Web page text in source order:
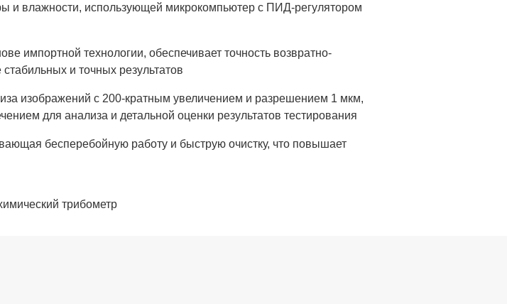
и влажности, использующей микрокомпьютер с ПИД-регулятором
импортной технологии, обеспечивает точность возвратно-
и точных результатов
изображений с 200-кратным увеличением и разрешением 1 мкм,
для анализа и детальной оценки результатов тестирования
бесперебойную работу и быструю очистку, что повышает
трибометр